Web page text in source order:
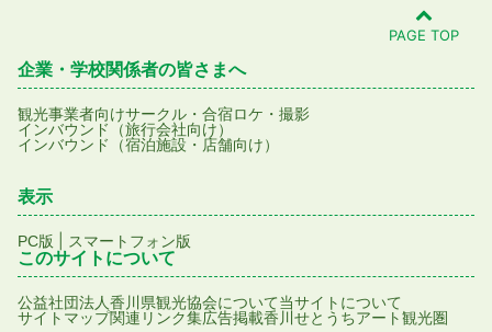
PAGE TOP
企業・学校関係者の皆さまへ
観光事業者向けサークル・合宿ロケ・撮影
インバウンド（旅行会社向け）
インバウンド（宿泊施設・店舗向け）
表示
PC版 スマートフォン版
このサイトについて
公益社団法人香川県観光協会について当サイトについて
サイトマップ関連リンク集広告掲載香川せとうちアート観光圏